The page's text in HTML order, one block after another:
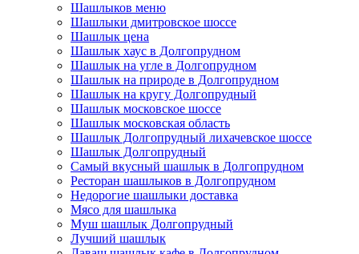
Шашлыков меню
Шашлыки дмитровское шоссе
Шашлык цена
Шашлык хаус в Долгопрудном
Шашлык на угле в Долгопрудном
Шашлык на природе в Долгопрудном
Шашлык на кругу Долгопрудный
Шашлык московское шоссе
Шашлык московская область
Шашлык Долгопрудный лихачевское шоссе
Шашлык Долгопрудный
Самый вкусный шашлык в Долгопрудном
Ресторан шашлыков в Долгопрудном
Недорогие шашлыки доставка
Мясо для шашлыка
Муш шашлык Долгопрудный
Лучший шашлык